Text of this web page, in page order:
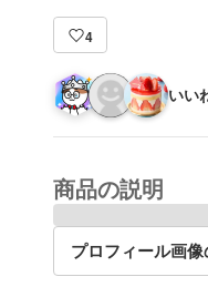
4
いい
商品の説明
プロフィール画